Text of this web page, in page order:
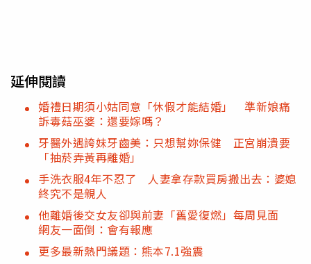
延伸閱讀
婚禮日期須小姑同意「休假才能結婚」 準新娘痛
訴毒菇巫婆：還要嫁嗎？
牙醫外遇誇妹牙齒美：只想幫妳保健 正宮崩潰要
「抽菸弄黃再離婚」
手洗衣服4年不忍了 人妻拿存款買房搬出去：婆媳
終究不是親人
他離婚後交女友卻與前妻「舊愛復燃」每周見面
網友一面倒：會有報應
更多最新熱門議題：熊本7.1強震